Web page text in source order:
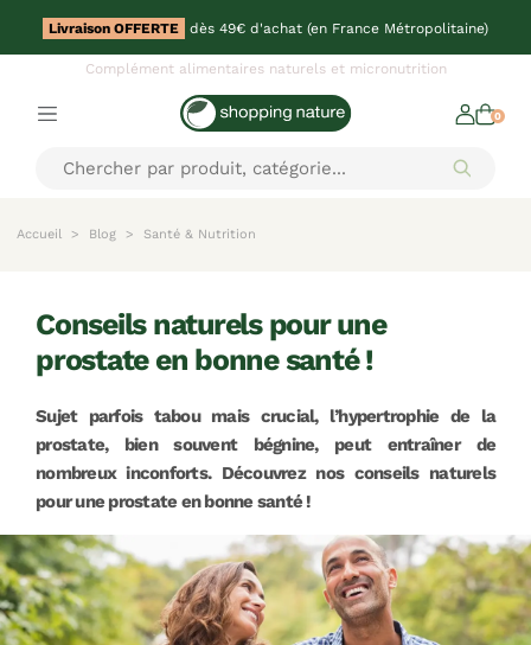
Livraison OFFERTE dès 49€ d'achat (en France Métropolitaine)
Complément alimentaires naturels et micronutrition
0
Accueil Blog Santé & Nutrition
conseils naturels pour une
prostate en bonne santé !
Sujet parfois tabou mais crucial, l’hypertrophie de la
prostate, bien souvent bégnine, peut entraîner de
nombreux inconforts. Découvrez nos conseils naturels
pour une prostate en bonne santé !